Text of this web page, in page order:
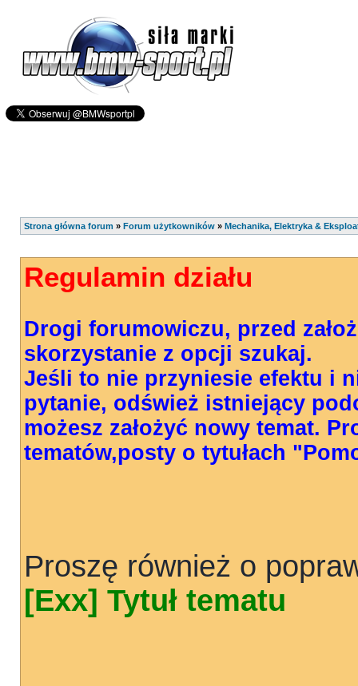
Strona główna forum » Forum użytkowników » Mechanika, Elektryka &
Regulamin działu
Drogi forumowiczu, przed
skorzystanie z opcji szukaj.
Jeśli to nie przyniesie efektu i
pytanie, odśwież istniejący
możesz założyć nowy temat.
tematów,posty o tytułach
Proszę również o
[Exx] Tytuł tematu